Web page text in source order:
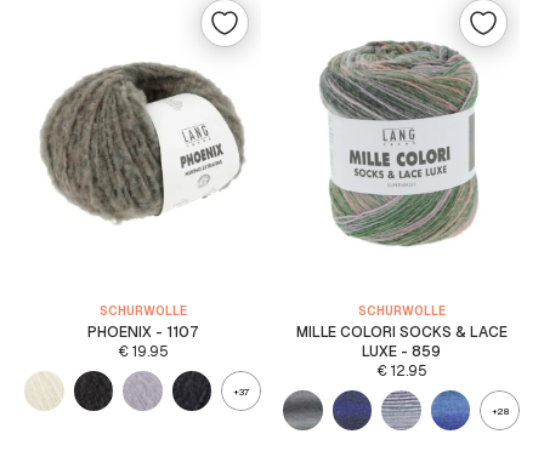
SCHURWOLLE
PHOENIX - 1107
€19.95
+37
SCHURWOLLE
MILLE COLORI SOCKS & LACE
LUXE - 859
€12.95
+28